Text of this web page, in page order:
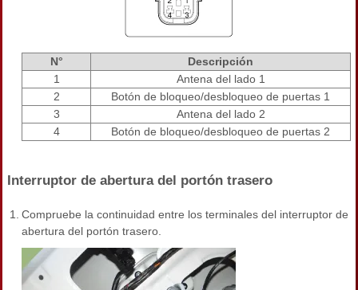
N°
Descripción
1
Antena del lado 1
2
Botón de bloqueo/desbloqueo de puertas 1
3
Antena del lado 2
4
Botón de bloqueo/desbloqueo de puertas 2
Interruptor de abertura del portón trasero
1.
Compruebe la continuidad entre los terminales del interruptor de
abertura del portón trasero.